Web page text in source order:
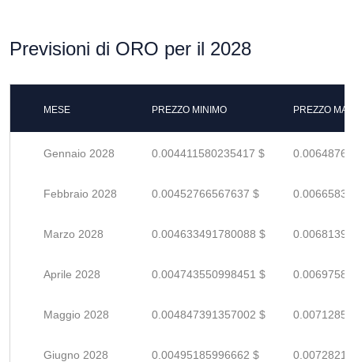
Previsioni di ORO per il 2028
MESE PREZZO MINIMO PREZZO
Gennaio 2028 0.004411580235417 $
Febbraio 2028 0.00452766567637 $
Marzo 2028 0.004633491780088 $
Aprile 2028 0.004743550998451 $
Maggio 2028 0.004847391357002 $
Giugno 2028 0.00495185996662 $